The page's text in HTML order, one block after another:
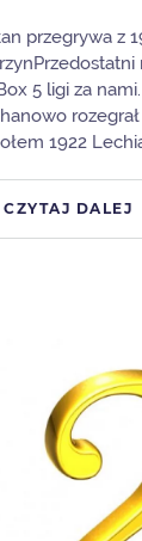
przegrywa z
5 ligi za
1922
CZYTAJ DALEJ